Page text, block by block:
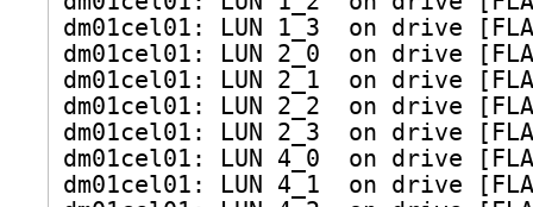
dm01cel01: LUN 1_3  on drive
dm01cel01: LUN 2_0  on drive
dm01cel01: LUN 2_1  on drive
dm01cel01: LUN 2_2  on drive
dm01cel01: LUN 2_3  on drive
dm01cel01: LUN 4_0  on drive
dm01cel01: LUN 4_1  on drive